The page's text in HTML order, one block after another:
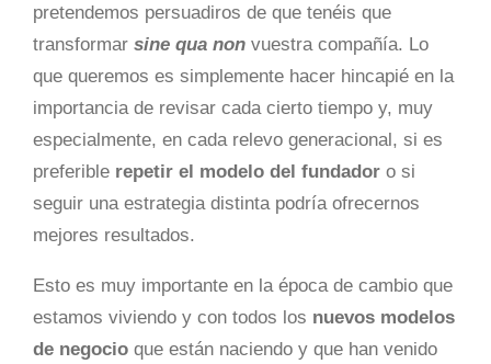
pretendemos persuadiros de que tenéis que
transformar sine qua non vuestra compañía. Lo
que queremos es simplemente hacer hincapié en la
importancia de revisar cada cierto tiempo y, muy
especialmente, en cada relevo generacional, si es
preferible repetir el modelo del fundador o si
seguir una estrategia distinta podría ofrecernos
mejores resultados.
Esto es muy importante en la época de cambio que
estamos viviendo y con todos los nuevos modelos
de negocio que están naciendo y que han venido